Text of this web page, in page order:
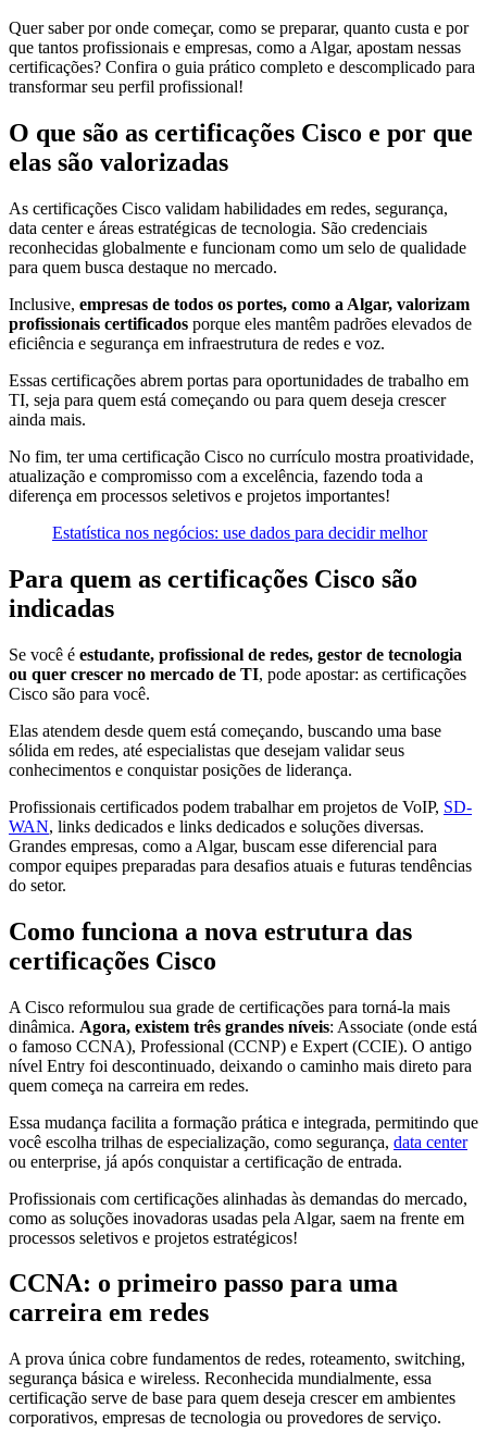
Quer saber por onde começar, como se preparar, quanto custa e por
que tantos profissionais e empresas, como a Algar, apostam nessas
certificações? Confira o guia prático completo e descomplicado para
transformar seu perfil profissional!
O que são as certificações Cisco e por que
elas são valorizadas
As certificações Cisco validam habilidades em redes, segurança,
data center e áreas estratégicas de tecnologia. São credenciais
reconhecidas globalmente e funcionam como um selo de qualidade
para quem busca destaque no mercado.
Inclusive, empresas de todos os portes, como a Algar, valorizam
profissionais certificados porque eles mantêm padrões elevados de
eficiência e segurança em infraestrutura de redes e voz.
Essas certificações abrem portas para oportunidades de trabalho em
TI, seja para quem está começando ou para quem deseja crescer
ainda mais.
No fim, ter uma certificação Cisco no currículo mostra proatividade,
atualização e compromisso com a excelência, fazendo toda a
diferença em processos seletivos e projetos importantes!
Estatística nos negócios: use dados para decidir melhor
Para quem as certificações Cisco são
indicadas
Se você é estudante, profissional de redes, gestor de tecnologia
ou quer crescer no mercado de TI, pode apostar: as certificações
Cisco são para você.
Elas atendem desde quem está começando, buscando uma base
sólida em redes, até especialistas que desejam validar seus
conhecimentos e conquistar posições de liderança.
Profissionais certificados podem trabalhar em projetos de VoIP, SD-
WAN, links dedicados e links dedicados e soluções diversas.
Grandes empresas, como a Algar, buscam esse diferencial para
compor equipes preparadas para desafios atuais e futuras tendências
do setor.
Como funciona a nova estrutura das
certificações Cisco
A Cisco reformulou sua grade de certificações para torná-la mais
dinâmica. Agora, existem três grandes níveis: Associate (onde está
o famoso CCNA), Professional (CCNP) e Expert (CCIE). O antigo
nível Entry foi descontinuado, deixando o caminho mais direto para
quem começa na carreira em redes.
Essa mudança facilita a formação prática e integrada, permitindo que
você escolha trilhas de especialização, como segurança, data center
ou enterprise, já após conquistar a certificação de entrada.
Profissionais com certificações alinhadas às demandas do mercado,
como as soluções inovadoras usadas pela Algar, saem na frente em
processos seletivos e projetos estratégicos!
CCNA: o primeiro passo para uma
carreira em redes
A prova única cobre fundamentos de redes, roteamento, switching,
segurança básica e wireless. Reconhecida mundialmente, essa
certificação serve de base para quem deseja crescer em ambientes
corporativos, empresas de tecnologia ou provedores de serviço.